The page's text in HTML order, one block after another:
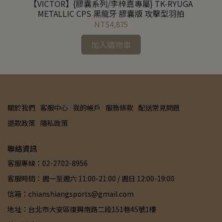
【VICTOR】{膠囊系列/李梓嘉專屬} TK-RYUGA
METALLIC CPS 黑龍牙 膠囊版 攻擊型羽拍
NT$4,875
加入購物車
關於我們 客服中心 我的帳戶 服務條款 配送常見問題
退款政策 隱私政策
聯絡資訊
客服專線：02-2702-8956
客服時間：週一至週六 11:00-21:00 / 週日 12:00-19:00
信箱：chianshiangsports@gmail.com
地址：台北市大安區復興南路二段151巷45號1樓